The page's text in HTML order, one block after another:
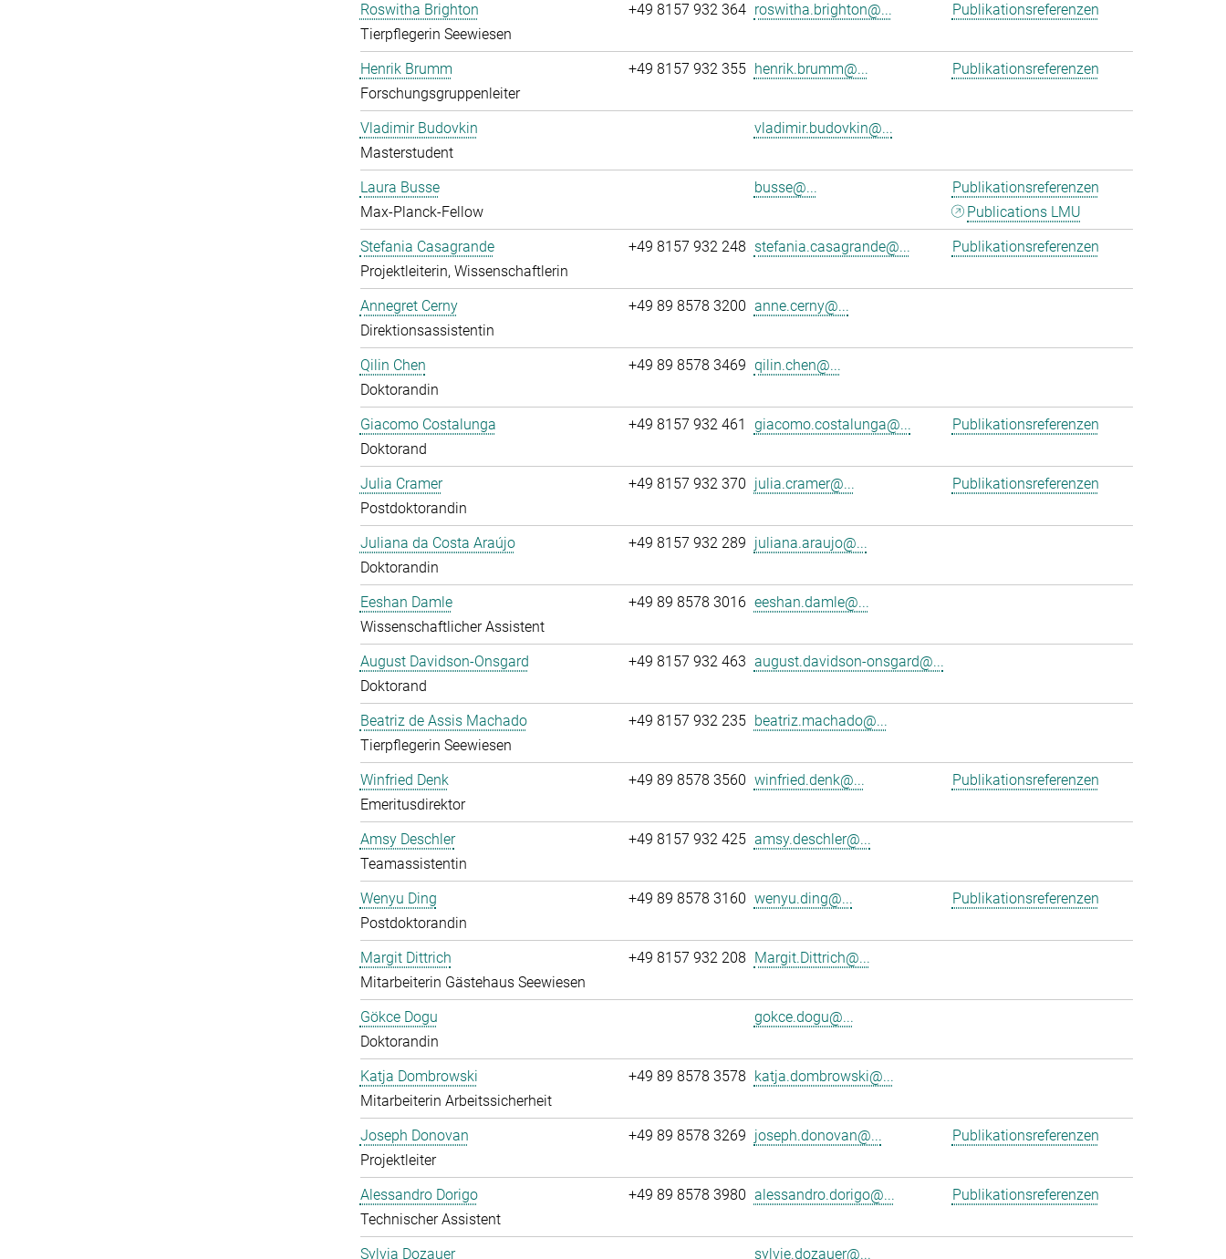
Roswitha Brighton
Tierpflegerin Seewiesen
+49 8157 932 364 roswitha.brighton@... Publikationsreferenzen
Henrik Brumm
Forschungsgruppenleiter
+49 8157 932 355 henrik.brumm@... Publikationsreferenzen
Vladimir Budovkin
Masterstudent
vladimir.budovkin@...
Laura Busse
Max-Planck-Fellow
busse@...
Publikationsreferenzen
Publications LMU
Stefania Casagrande
Projektleiterin, Wissenschaftlerin
+49 8157 932 248 stefania.casagrande@... Publikationsreferenzen
Annegret Cerny
Direktionsassistentin
+49 89 8578 3200 anne.cerny@...
Qilin Chen
Doktorandin
+49 89 8578 3469 qilin.chen@...
Giacomo Costalunga
Doktorand
+49 8157 932 461 giacomo.costalunga@... Publikationsreferenzen
Julia Cramer
Postdoktorandin
+49 8157 932 370 julia.cramer@... Publikationsreferenzen
Juliana da Costa Araújo
Doktorandin
+49 8157 932 289 juliana.araujo@...
Eeshan Damle
Wissenschaftlicher Assistent
+49 89 8578 3016 eeshan.damle@...
August Davidson-Onsgard
Doktorand
+49 8157 932 463 august.davidson-onsgard@...
Beatriz de Assis Machado
Tierpflegerin Seewiesen
+49 8157 932 235 beatriz.machado@...
Winfried Denk
Emeritusdirektor
+49 89 8578 3560 winfried.denk@... Publikationsreferenzen
Amsy Deschler
Teamassistentin
+49 8157 932 425 amsy.deschler@...
Wenyu Ding
Postdoktorandin
+49 89 8578 3160 wenyu.ding@... Publikationsreferenzen
Margit Dittrich
Mitarbeiterin Gästehaus Seewiesen
+49 8157 932 208 Margit.Dittrich@...
Gökce Dogu
Doktorandin
gokce.dogu@...
Katja Dombrowski
Mitarbeiterin Arbeitssicherheit
+49 89 8578 3578 katja.dombrowski@...
Joseph Donovan
Projektleiter
+49 89 8578 3269 joseph.donovan@... Publikationsreferenzen
Alessandro Dorigo
Technischer Assistent
+49 89 8578 3980 alessandro.dorigo@... Publikationsreferenzen
Sylvia Dozauer sylvie.dozauer@...